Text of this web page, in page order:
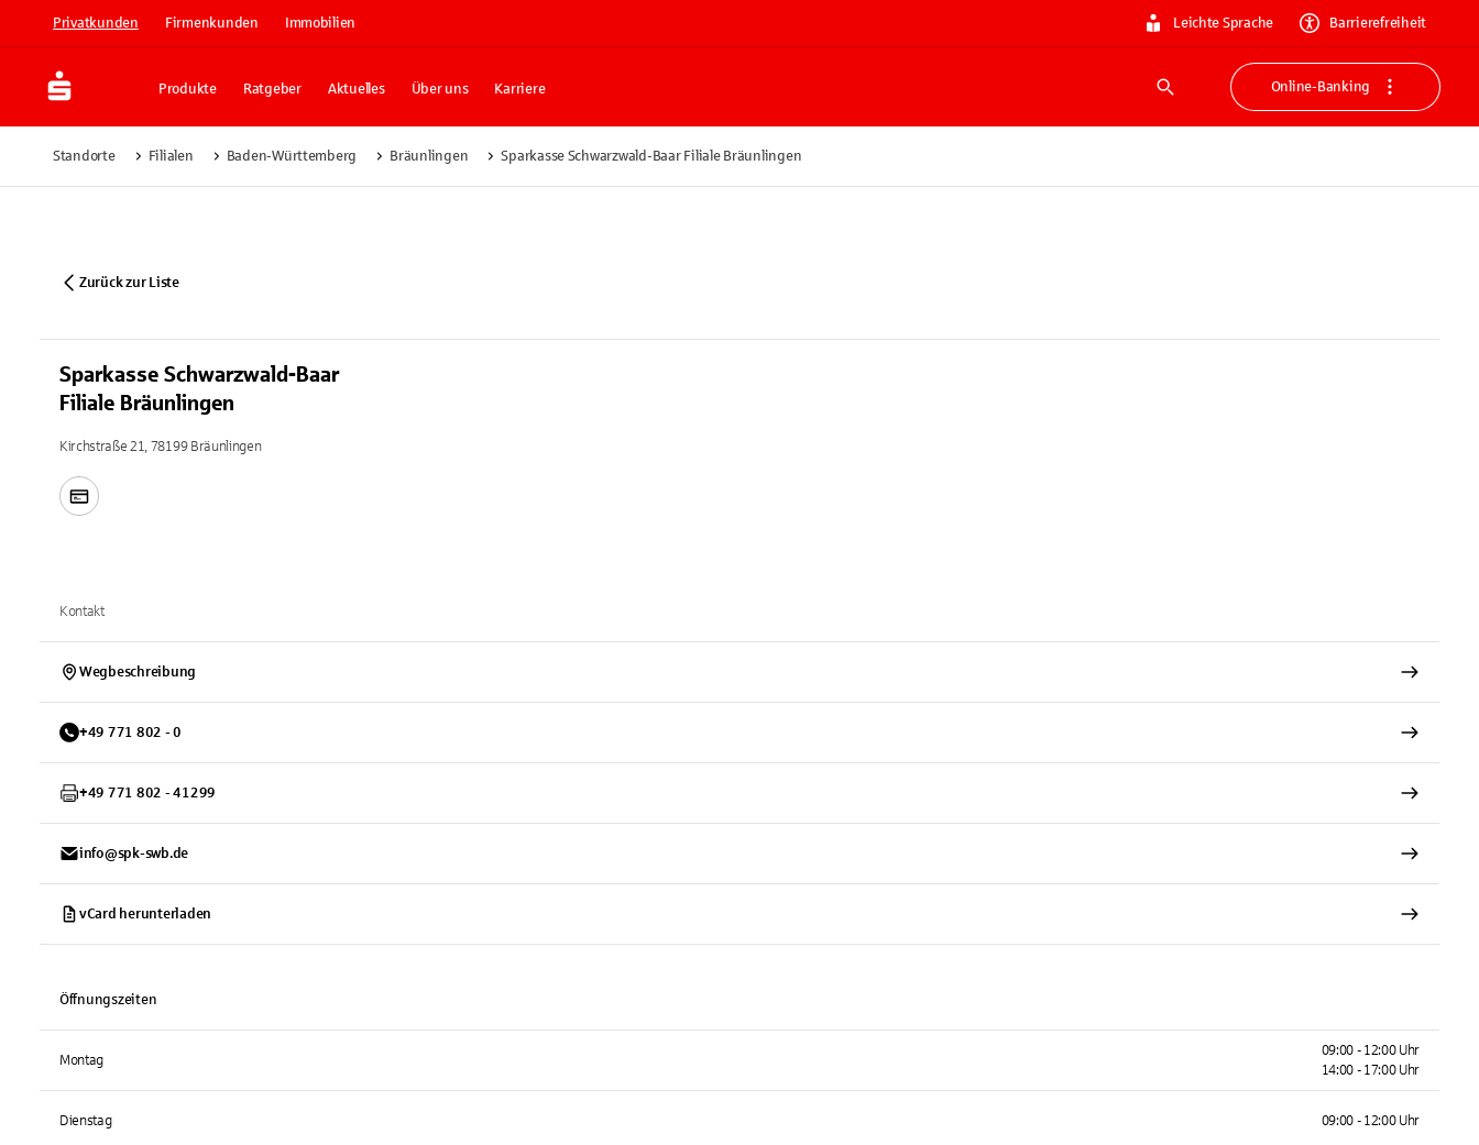
Privatkunden Firmenkunden Immobilien Leichte Sprache Barrierefreiheit
Produkte Ratgeber Aktuelles Über uns Karriere
Suche
Online-Banking
Standorte Filialen Baden-Württemberg Bräunlingen Sparkasse Schwarzwald-Baar Filiale Bräunlingen
Zurück zur Liste
Sparkasse Schwarzwald-Baar
Filiale Bräunlingen
Kirchstraße 21, 78199 Bräunlingen
Kontakt
Wegbeschreibung
+49 771 802 - 0
+49 771 802 - 41299
info@spk-swb.de
vCard herunterladen
Öffnungszeiten
Montag
09:00 - 12:00 Uhr
14:00 - 17:00 Uhr
Dienstag 09:00 - 12:00 Uhr